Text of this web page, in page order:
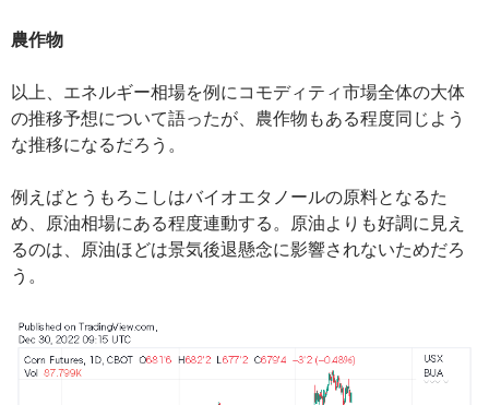
農作物
以上、エネルギー相場を例にコモディティ市場全体の大体
の推移予想について語ったが、農作物もある程度同じよう
な推移になるだろう。
例えばとうもろこしはバイオエタノールの原料となるた
め、原油相場にある程度連動する。原油よりも好調に見え
るのは、原油ほどは景気後退懸念に影響されないためだろ
う。